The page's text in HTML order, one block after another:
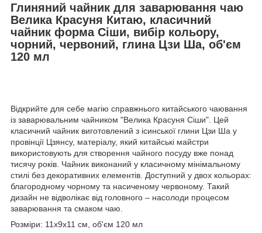
Глиняний чайник для заварювання чаю
Велика Красуня Китаю, класичний
чайник форма Сіши, вибір кольору,
чорний, червоний, глина Цзи Ша, об'єм
120 мл
Відкрийте для себе магію справжнього китайського чаювання
із заварювальним чайником "Велика Красуня Сіши". Цей
класичний чайник виготовлений з ісинської глини Цзи Ша у
провінції Цзянсу, матеріалу, який китайські майстри
використовують для створення чайного посуду вже понад
тисячу років. Чайник виконаний у класичному мінімальному
стилі без декоративних елементів. Доступний у двох кольорах:
благородному чорному та насиченому червоному. Такий
дизайн не відволікає від головного – насолоди процесом
заварювання та смаком чаю.
Розміри: 11х9х11 см, об'єм 120 мл